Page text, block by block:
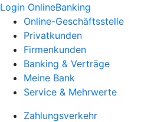
Login OnlineBanking
Online-Geschäftsstelle
Privatkunden
Firmenkunden
Banking & Verträge
Meine Bank
Service & Mehrwerte
Zahlungsverkehr